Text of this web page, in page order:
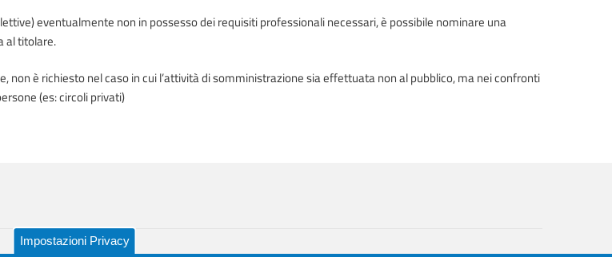
eventualmente non in possesso dei requisiti professionali necessari, è possibile nominare una
al titolare.
non è richiesto nel caso in cui l’attività di somministrazione sia effettuata non al pubblico, ma nei confronti
(es: circoli privati)
Impostazioni Privacy